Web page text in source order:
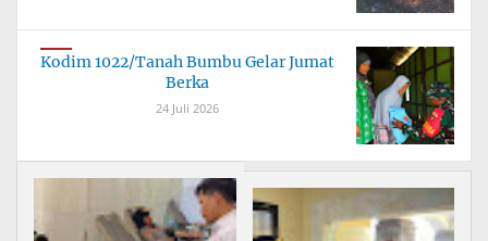
Kodim 1022/Tanah Bumbu Gelar Jumat
Berka
24 Juli 2026